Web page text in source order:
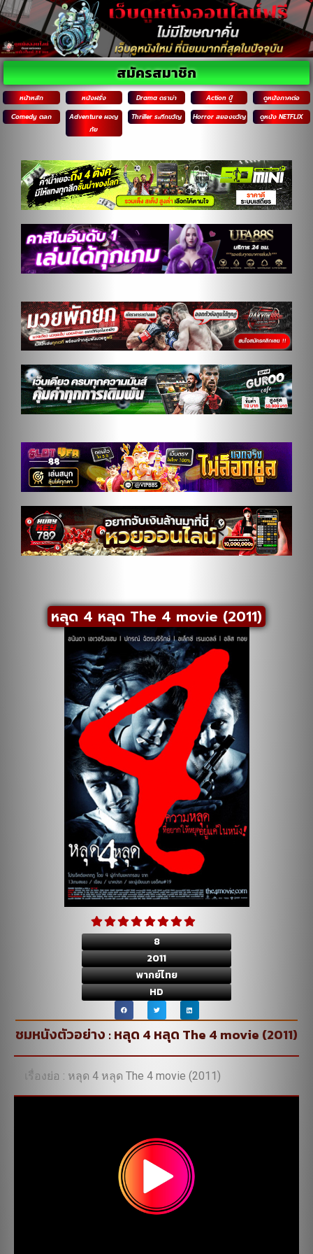
หน้าหลัก หนังฝรั่ง Drama ดราม่า Action บู๊
ดูหนังภาคต่อ
Comedy ตลก
Adventure ผจญ
ภัย
Thriller ระทึกขวัญ Horror สยองขวัญ ดูหนัง NETFLIX
สมัครสมาชิก
หลุด 4 หลุด The 4 movie (2011)
8
2011
พากย์ไทย
HD
ชมหนังตัวอย่าง : หลุด 4 หลุด The 4 movie (2011)
เรื่องย่อ : หลุด 4 หลุด The 4 movie (2011)